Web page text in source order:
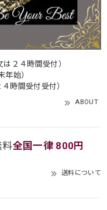
２４時間受付）
年始）
４時間受付受付）
ABOUT
料全国一律 800円
送料について